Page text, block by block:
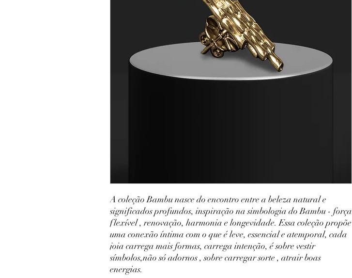
A coleção Bambu nasce do encontro entre a beleza natural e
significados profundos, inspiração na simbologia do Bambu - força
flexível , renovação, harmonia e longevidade. Essa coleção propõe
uma conexão íntima com o que é leve, essencial e atemporal, cada
joia carrega mais formas, carrega intenção, é sobre vestir
símbolos,não só adornos , sobre carregar sorte , atrair boas
energias.